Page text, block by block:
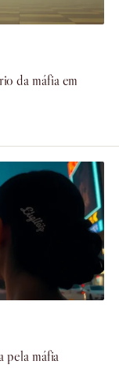
da máfia em
pela máfia